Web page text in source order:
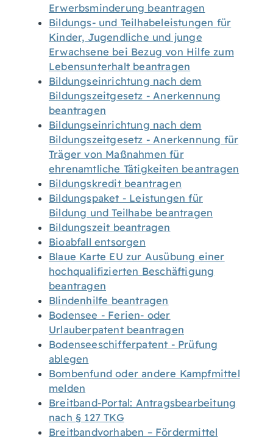
Erwerbsminderung beantragen
Bildungs- und Teilhabeleistungen für
Kinder, Jugendliche und junge
Erwachsene bei Bezug von Hilfe zum
Lebensunterhalt beantragen
Bildungseinrichtung nach dem
Bildungszeitgesetz - Anerkennung
beantragen
Bildungseinrichtung nach dem
Bildungszeitgesetz - Anerkennung für
Träger von Maßnahmen für
ehrenamtliche Tätigkeiten beantragen
Bildungskredit beantragen
Bildungspaket - Leistungen für
Bildung und Teilhabe beantragen
Bildungszeit beantragen
Bioabfall entsorgen
Blaue Karte EU zur Ausübung einer
hochqualifizierten Beschäftigung
beantragen
Blindenhilfe beantragen
Bodensee - Ferien- oder
Urlauberpatent beantragen
Bodenseeschifferpatent - Prüfung
ablegen
Bombenfund oder andere Kampfmittel
melden
Breitband-Portal: Antragsbearbeitung
nach § 127 TKG
Breitbandvorhaben – Fördermittel